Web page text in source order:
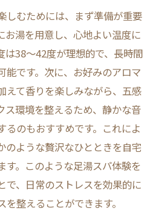
しむためには、まず準備が重要
お湯を用意し、心地よい温度に
は38〜42度が理想的で、長時間
能です。次に、お好みのアロマ
えて香りを楽しみながら、五感
ス環境を整えるため、静かな音
るのもおすすめです。これによ
のような贅沢なひとときを自宅
す。このような足湯スパ体験を
で、日常のストレスを効果的に
整えることができます。